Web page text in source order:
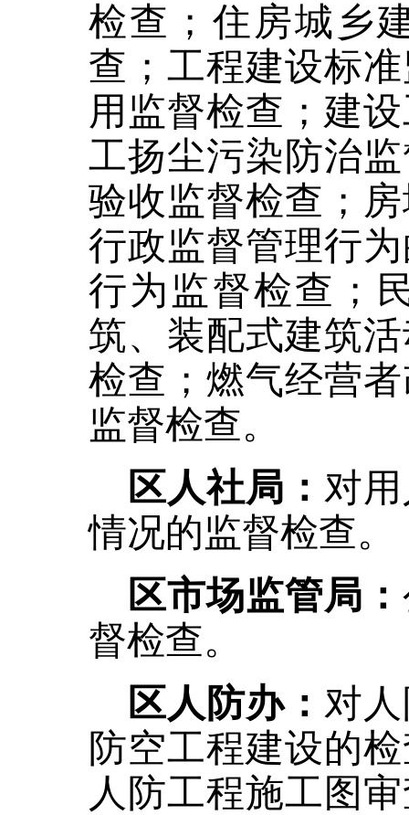
检查；住房城乡
查；工程建设标
用监督检查；建
工扬尘污染防治
验收监督检查；
行政监督管理行
行为监督检查；
筑、装配式建筑
检查；燃气经营
监督检查。
区人社局： 对
情况的监督检查。
区市场监管局：
督检查。
区人防办： 对
防空工程建设的
人防工程施工图